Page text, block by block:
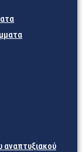
αναπτυξιακού